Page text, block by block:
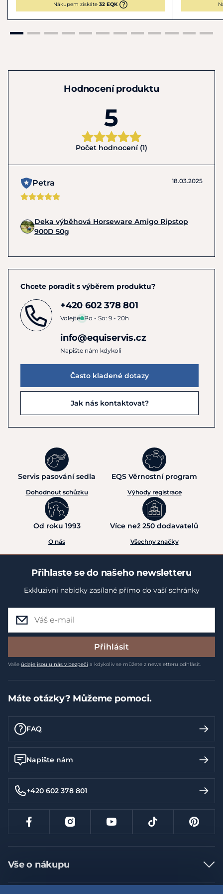
Nákupem získáte 32 EQK
Hodnocení produktu
5
Počet hodnocení (1)
Petra 18.03.2025
Deka výběhová Horseware Amigo Ripstop
900D 50g
Chcete poradit s výběrem produktu?
+420 602 378 801
Volejte Po - So: 9 - 20h
info@equiservis.cz
Napište nám kdykoli
Často kladené dotazy
Jak nás kontaktovat?
Servis pasování sedla
Dohodnout schůzku
EQS Věrnostní program
Výhody registrace
Od roku 1993
O nás
Více než 250 dodavatelů
Všechny značky
Přihlaste se do našeho newsletteru
Exkluzivní nabídky zasílané přímo do vaší schránky
Přihlásit
Vaše údaje jsou u nás v bezpečí a kdykoliv se můžete z newsletteru odhlásit.
Máte otázky? Můžeme pomoci.
FAQ
Napište nám
+420 602 378 801
Vše o nákupu
Jak nakupovat